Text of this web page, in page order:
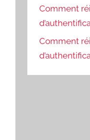
Comment
Comment